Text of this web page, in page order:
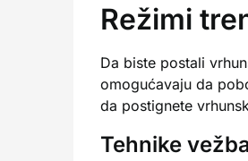
Režimi
Da biste postali
omogućavaju da
da postignete
Tehnike